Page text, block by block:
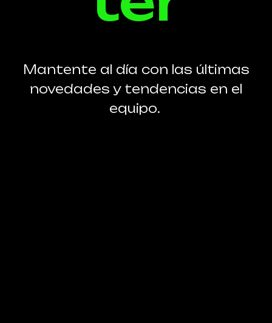
Mantente al día con las últimas
novedades y tendencias en el
equipo.